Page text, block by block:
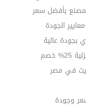
بأفضل سعر
الجودة
عالية
في مصر
وجودة